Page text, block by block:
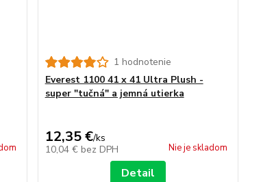
1 hodnotenie
Everest 1100 41 x 41 Ultra Plush -
super "tučná" a jemná utierka
12,35 €/ks
10,04 € bez DPH Nie je skladom
Detail